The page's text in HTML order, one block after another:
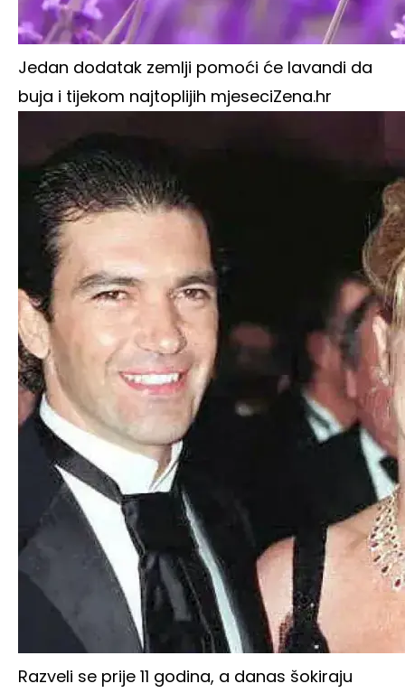
Jedan dodatak zemlji pomoći će lavandi da
buja i tijekom najtoplijih mjeseciZena.hr
Razveli se prije 11 godina, a danas šokiraju